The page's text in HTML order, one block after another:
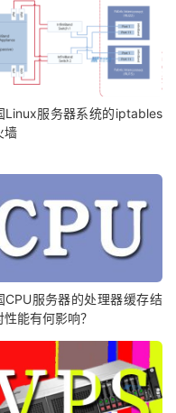
Linux服务器系统的iptables
墙
CPU服务器的处理器缓存结
性能有何影响？